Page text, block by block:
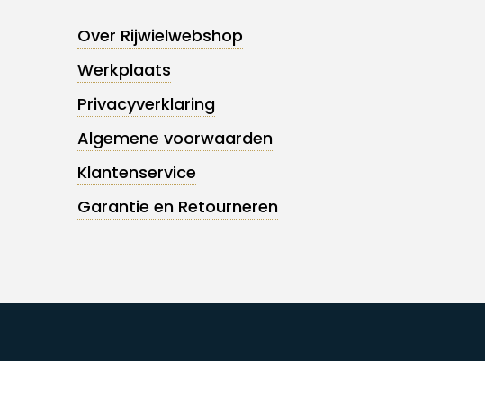
Over Rijwielwebshop
Werkplaats
Privacyverklaring
Algemene voorwaarden
Klantenservice
Garantie en Retourneren